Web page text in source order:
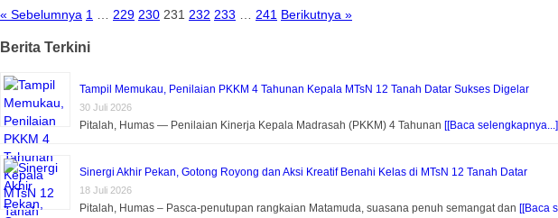
« Sebelumnya 1 229 230 231 232 233 241 Berikutnya »
Berita Terkini
Tampil Memukau, Penilaian PKKM 4 Tahunan Kepala MTsN 12 Tanah Datar Sukses Digelar
30 Juli 2026
Pitalah, Humas — Penilaian Kinerja Kepala Madrasah (PKKM) 4 Tahunan [[Baca
Sinergi Akhir Pekan, Gotong Royong dan Aksi Kreatif Benahi Kelas di MTsN 12 Tanah Datar
18 Juli 2026
Pitalah, Humas – Pasca-penutupan rangkaian Matamuda, suasana penuh semangat dan [[Baca